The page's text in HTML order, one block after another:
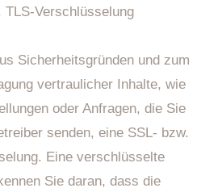
TLS-Verschlüsselung
Sicherheitsgründen und zum
vertraulicher Inhalte, wie
oder Anfragen, die Sie
senden, eine SSL- bzw.
Eine verschlüsselte
Sie daran, dass die